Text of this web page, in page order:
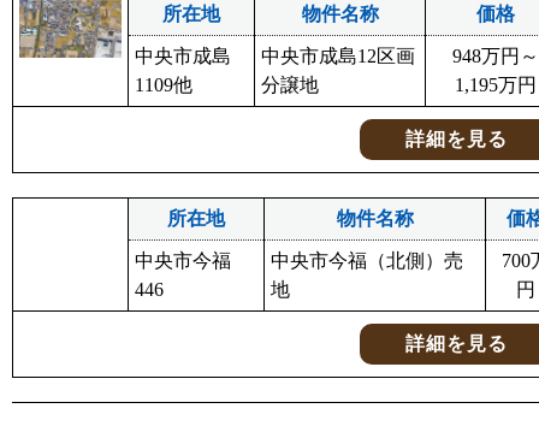
所在地 物件名称 価格
中央市成島
1109他
中央市成島12区画
分譲地
948万円～
1,195万円
詳細を見る
所在地 物件名称 価
中央市今福
446
中央市今福（北側）売
地
700
円
詳細を見る